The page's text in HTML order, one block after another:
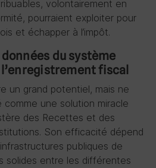
volontairement en
pourraient exploiter pour
et échapper à l’impôt.
du système
l’enregistrement fiscal
un grand potentiel, mais ne
une solution miracle
des Recettes et des
Son efficacité dépend
publiques de
solides entre les différentes